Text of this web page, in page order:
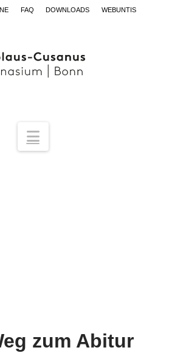
FAQ DOWNLOADS WEBUNTIS
Navigation
zum Abitur